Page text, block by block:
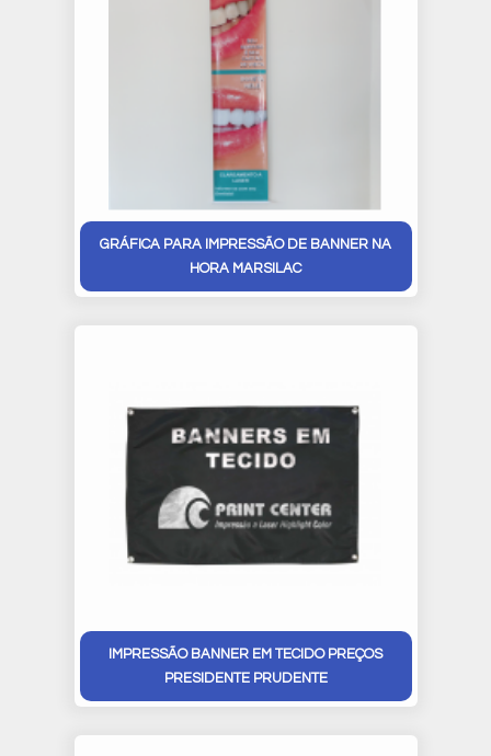
GRÁFICA PARA IMPRESSÃO DE BANNER NA
HORA MARSILAC
IMPRESSÃO BANNER EM TECIDO PREÇOS
PRESIDENTE PRUDENTE